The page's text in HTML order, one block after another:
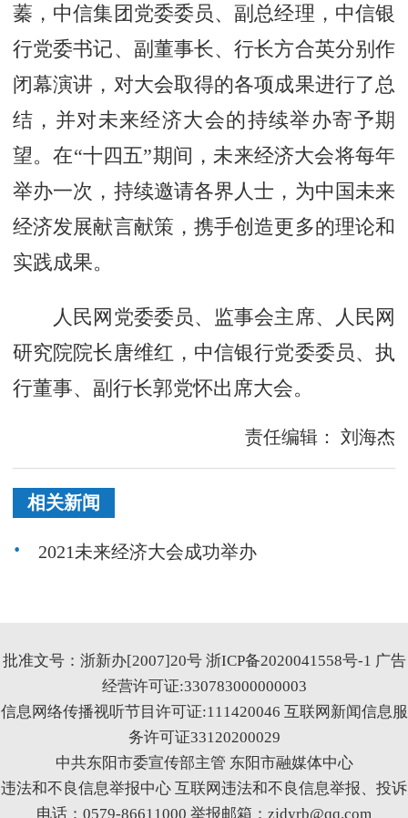
蓁，中信集团党委委员、副总经理，中信银
行党委书记、副董事长、行长方合英分别作
闭幕演讲，对大会取得的各项成果进行了总
结，并对未来经济大会的持续举办寄予期
望。在“十四五”期间，未来经济大会将每年
举办一次，持续邀请各界人士，为中国未来
经济发展献言献策，携手创造更多的理论和
实践成果。
人民网党委委员、监事会主席、人民网
研究院院长唐维红，中信银行党委委员、执
行董事、副行长郭党怀出席大会。
责任编辑： 刘海杰
相关新闻
2021未来经济大会成功举办
批准文号：浙新办[2007]20号 浙ICP备2020041558号-1 广告
经营许可证:330783000000003
信息网络传播视听节目许可证:111420046 互联网新闻信息服
务许可证33120200029
中共东阳市委宣传部主管 东阳市融媒体中心
违法和不良信息举报中心 互联网违法和不良信息举报、投诉
电话：0579-86611000 举报邮箱：zjdyrb@qq.com